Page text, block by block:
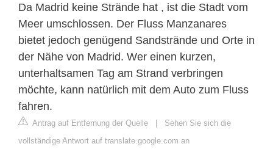
Da Madrid keine Strände hat , ist die Stadt vom
Meer umschlossen. Der Fluss Manzanares
bietet jedoch genügend Sandstrände und Orte in
der Nähe von Madrid. Wer einen kurzen,
unterhaltsamen Tag am Strand verbringen
möchte, kann natürlich mit dem Auto zum Fluss
fahren.
Antrag auf Entfernung der Quelle | Sehen Sie sich die
vollständige Antwort auf translate.google.com an